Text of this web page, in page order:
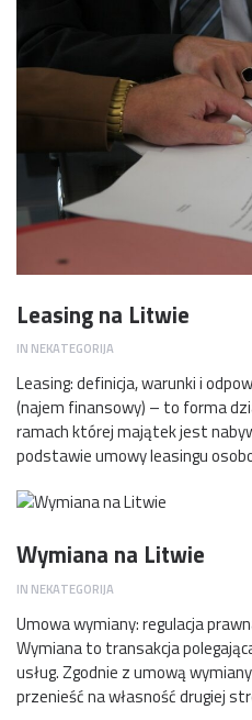
Leasing na Litwie
IN NEKATEGORIJA
Leasing: definicja, warunki i
(najem finansowy) – to forma
ramach której majątek jest
podstawie umowy leasingu
Wymiana na Litwie
IN NEKATEGORIJA
Umowa wymiany: regulacja
Wymiana to transakcja
usług. Zgodnie z umową
przenieść na własność drugiej